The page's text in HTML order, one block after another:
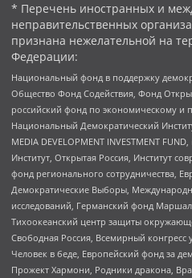
* Перечень иностранных и
неправительственных
признана нежелательной на
Федерации:
Национальный фонд в поддержку
Общество Фонд Содействия, Фонд
российский фонд по экономическому и
Национальный Демократический
MEDIA DEVELOPMENT INVESTMENT
Институт, Открытая Россия, Институт
фонд регионального сотрудничества,
Демократические Выборы,
исследований, Германский фонд
Тихоокеанский центр защиты
Свободная Россия, Всемирный конгресс
Человек в беде, Европейский фонд за
Прожект Хармони, Родники дракона,